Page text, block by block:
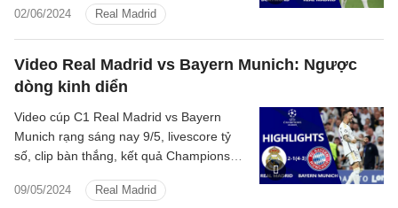
02/06/2024 Real Madrid
Real Madrid hôm nay
Video Real Madrid vs Bayern Munich: Ngược
dòng kinh diển
09/05/2024 Real Madrid
Video cúp C1 Real Madrid vs Bayern
Munich rạng sáng nay 9/5, livescore tỷ
số, clip bàn thắng, kết quả Champions
Bayern Munich